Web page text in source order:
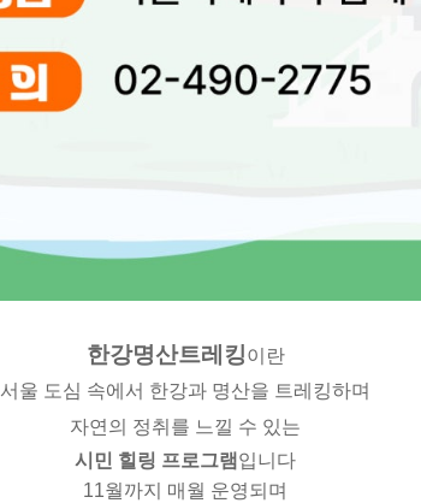
한강명산트레킹이란
서울 도심 속에서 한강과 명산을 트레킹하며
자연의 정취를 느낄 수 있는
시민 힐링 프로그램 입니다
11월까지 매월 운영되며